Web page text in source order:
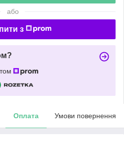
або
з
Оплата Умови повернення